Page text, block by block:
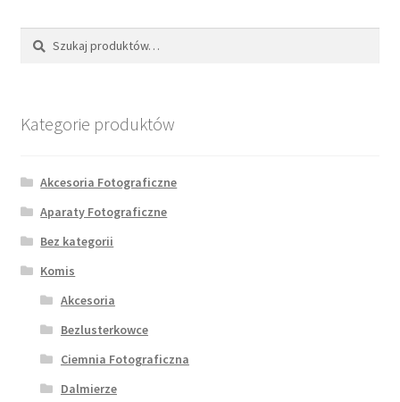
Szukaj:
Szukaj
Kategorie produktów
Akcesoria Fotograficzne
Aparaty Fotograficzne
Bez kategorii
Komis
Akcesoria
Bezlusterkowce
Ciemnia Fotograficzna
Dalmierze